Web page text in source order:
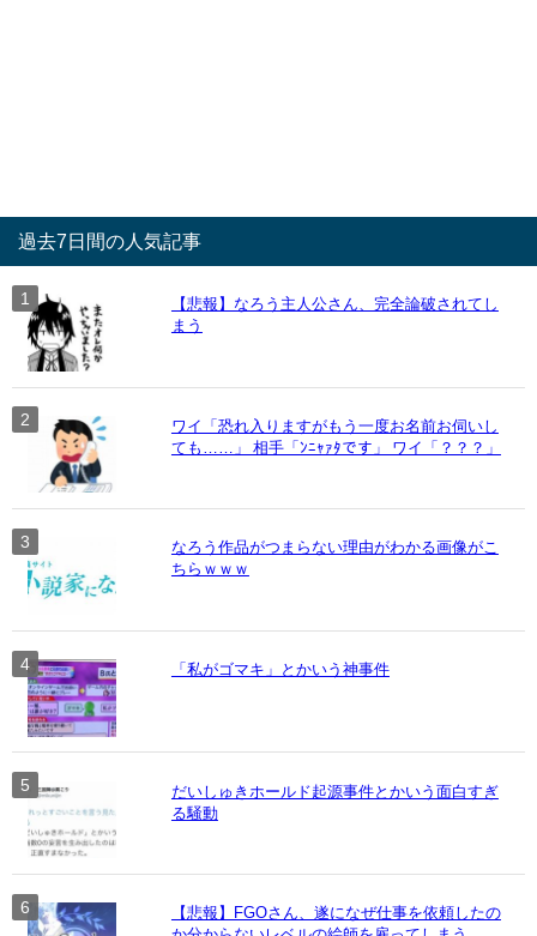
過去7日間の人気記事
【悲報】なろう主人公さん、完全論破されてし
まう
ワイ「恐れ入りますがもう一度お名前お伺いし
ても……」 相手「ﾝﾆｬｧﾀです」 ワイ「？？？」
なろう作品がつまらない理由がわかる画像がこ
ちらｗｗｗ
「私がゴマキ」とかいう神事件
だいしゅきホールド起源事件とかいう面白すぎ
る騒動
【悲報】FGOさん、遂になぜ仕事を依頼したの